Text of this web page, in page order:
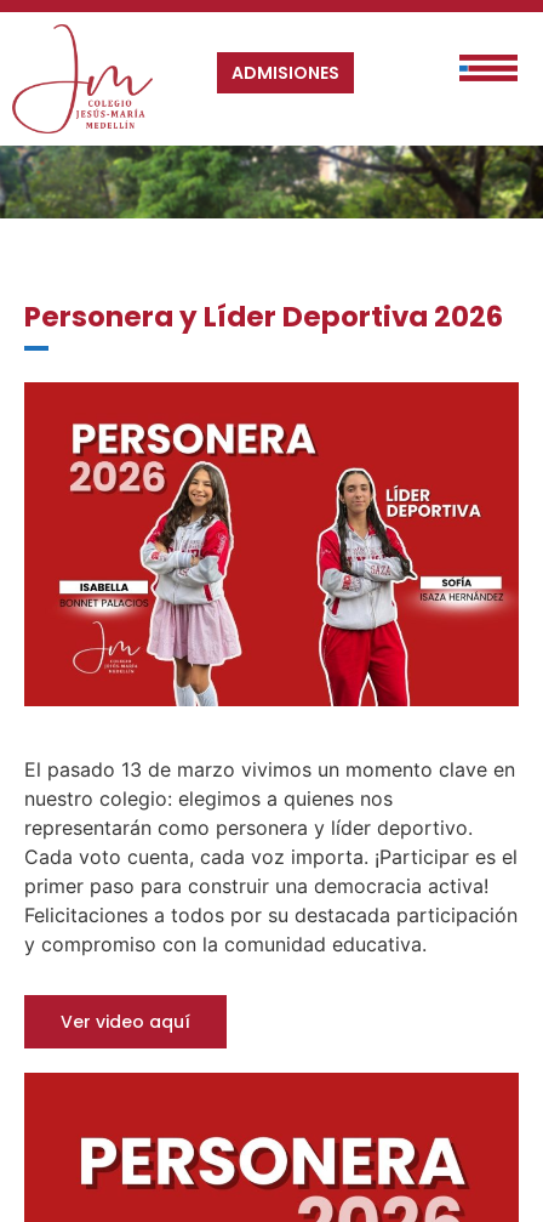
ADMISIONES
Personera y Líder Deportiva 2026
El pasado 13 de marzo vivimos un momento clave en
nuestro colegio: elegimos a quienes nos
representarán como personera y líder deportivo.
Cada voto cuenta, cada voz importa. ¡Participar es el
primer paso para construir una democracia activa!
Felicitaciones a todos por su destacada participación
y compromiso con la comunidad educativa.
Ver video aquí